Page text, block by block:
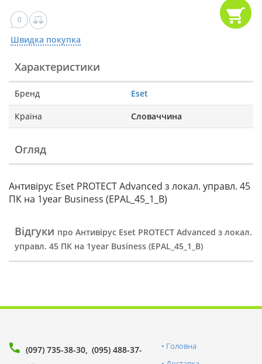
0
Швидка покупка
Характеристики
Бренд Eset
Країна Словаччина
Огляд
Антивірус Eset PROTECT Advanced з локал. управл. 45
ПК на 1year Business (EPAL_45_1_B)
Відгуки про Антивірус Eset PROTECT Advanced з локал.
управл. 45 ПК на 1year Business (EPAL_45_1_B)
(097) 735-38-30 (095) 488-37-
Головна